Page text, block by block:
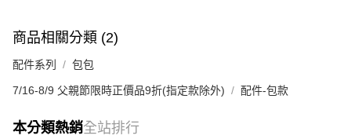
商品相關分類 (2)
配件系列 包包
7/16-8/9 父親節限時正價品9折(指定款除外) 配件-包款
本分類熱銷全站排行